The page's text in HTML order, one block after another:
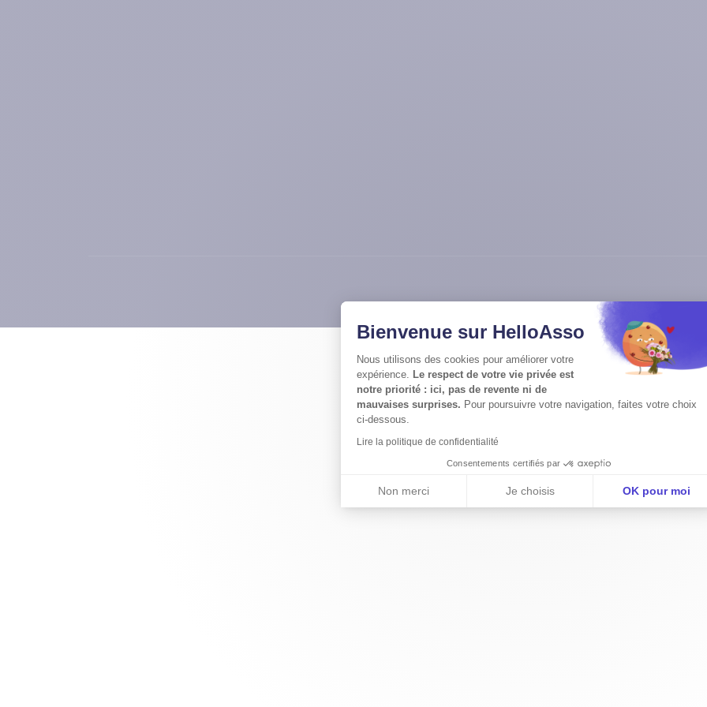
Bienvenue sur HelloAsso
Plateforme de Gestion du
Nous utilisons des cookies pour améliorer votre
expérience. Le respect de votre vie privée est
notre priorité : ici, pas de revente ni de
mauvaises surprises. Pour poursuivre votre navigation, faites votre choix
ci-dessous.
Lire la politique de confidentialité
Consentements certifiés par
Non merci Je choisis OK pour moi
Axeptio consent